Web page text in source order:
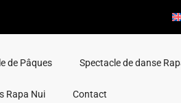
de Pâques Spectacle de danse
Rapa Nui Contact